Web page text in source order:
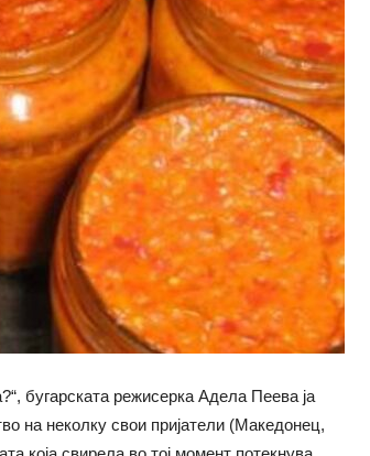
бугарската режисерка Адела Пеева ја
на неколку свои пријатели (Македонец,